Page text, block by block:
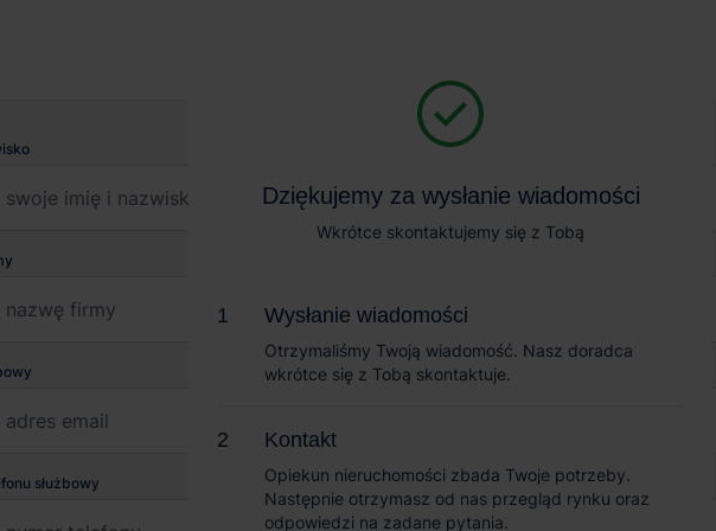
Janki SokołówDziękujemy za wysłanie wiadomości
Wkrótce skontaktujemy się z Tobą
Wysłanie wiadomości
Otrzymaliśmy Twoją wiadomość. Nasz doradca
wkrótce się z Tobą skontaktuje.
Kontakt
Opiekun nieruchomości zbada Twoje potrzeby.
Następnie otrzymasz od nas przegląd rynku oraz
odpowiedzi na zadane pytania.
służbowy
Dziękujemy za wysłanie wiadomości
Wkrótce skontaktujemy się z Tobą
Wysłanie wiadomości
Otrzymaliśmy Twoją wiadomość. Nasz doradca
wkrótce się z Tobą skontaktuje.
Kontakt
Opiekun nieruchomości zbada Twoje potrzeby.
Następnie otrzymasz od nas przegląd rynku oraz
odpowiedzi na zadane pytania.